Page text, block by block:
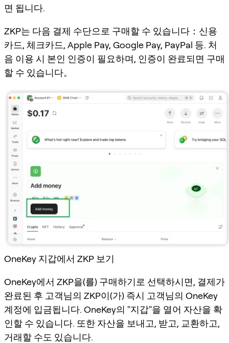
면 됩니다.
ZKP는 다음 결제 수단으로 구매할 수 있습니다：신용
카드, 체크카드, Apple Pay, Google Pay, PayPal 등. 처
음 이용 시 본인 인증이 필요하며, 인증이 완료되면 구매
할 수 있습니다。
OneKey 지갑에서 ZKP 보기
OneKey에서 ZKP을(를) 구매하기로 선택하시면, 결제가
완료된 후 고객님의 ZKP이(가) 즉시 고객님의 OneKey
계정에 입금됩니다. OneKey의 "지갑"을 열어 자산을 확
인할 수 있습니다. 또한 자산을 보내고, 받고, 교환하고,
거래할 수도 있습니다.